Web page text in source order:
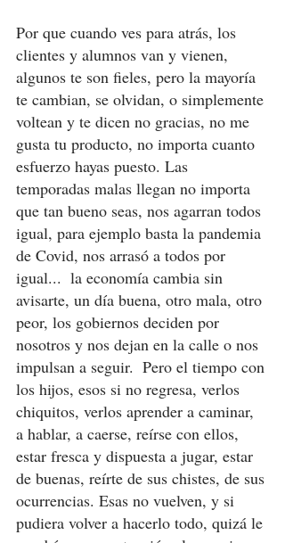
Por que cuando ves para atrás, los
clientes y alumnos van y vienen,
algunos te son fieles, pero la mayoría
te cambian, se olvidan, o simplemente
voltean y te dicen no gracias, no me
gusta tu producto, no importa cuanto
esfuerzo hayas puesto. Las
temporadas malas llegan no importa
que tan bueno seas, nos agarran todos
igual, para ejemplo basta la pandemia
de Covid, nos arrasó a todos por
igual...  la economía cambia sin
avisarte, un día buena, otro mala, otro
peor, los gobiernos deciden por
nosotros y nos dejan en la calle o nos
impulsan a seguir.  Pero el tiempo con
los hijos, esos si no regresa, verlos
chiquitos, verlos aprender a caminar,
a hablar, a caerse, reírse con ellos,
estar fresca y dispuesta a jugar, estar
de buenas, reírte de sus chistes, de sus
ocurrencias. Esas no vuelven, y si
pudiera volver a hacerlo todo, quizá le